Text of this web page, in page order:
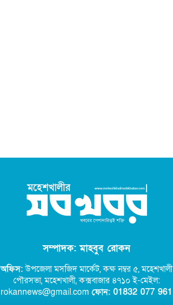
সম্পাদক: মাহবুব রোকন
অফিস:উপজেলা মসজিদ মার্কেট, কক্ষ নম্বর ৫,মহেশখালী
পৌরসভা, মহেশখালী, কক্সবাজার ৪৭১০ ই-মেইল:
rokannews@gmail.comফোন: 01832 077 961